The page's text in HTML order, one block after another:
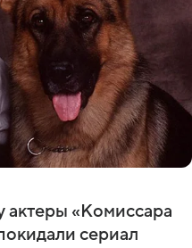
актеры «Комиссара
сериал